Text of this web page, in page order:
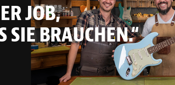
JOB,
SIE BRAUCHEN.“